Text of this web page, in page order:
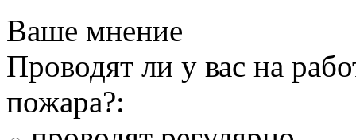
Ваше мнение
Проводят ли у вас на
пожара?: